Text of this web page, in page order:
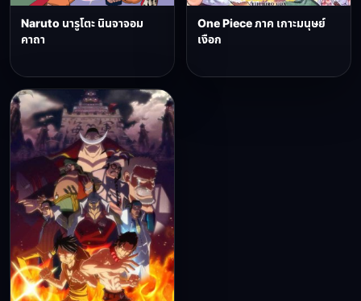
Naruto นารูโตะ นินจาจอม
คาถา
One Piece ภาค เกาะมนุษย์
เงือก